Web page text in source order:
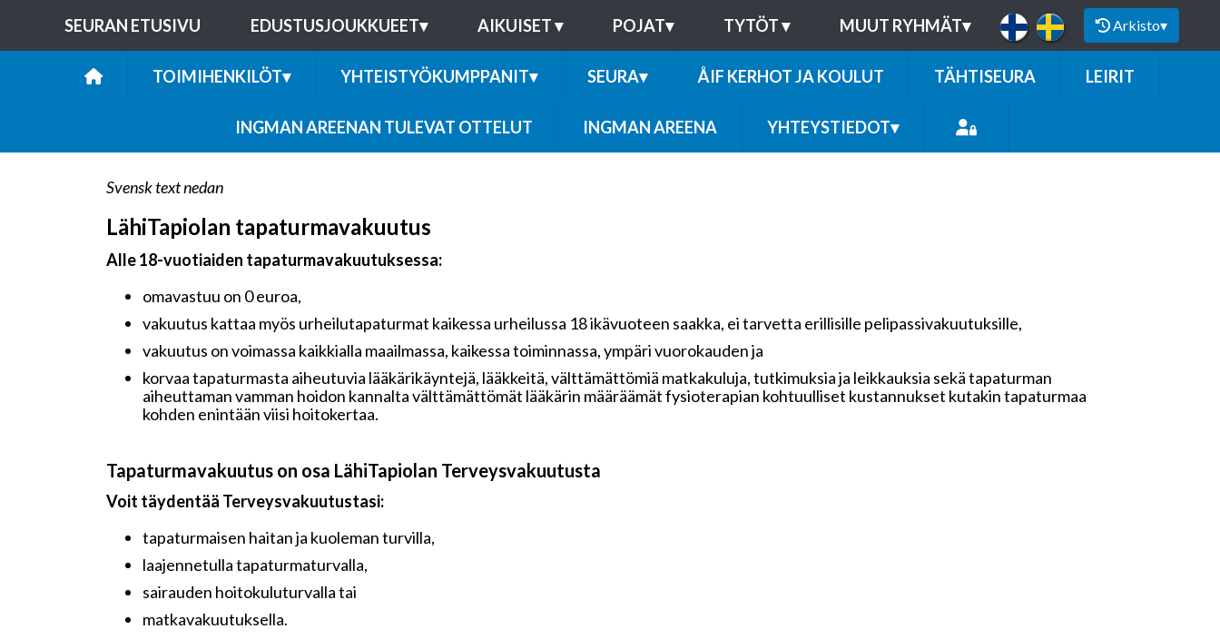
SEURAN ETUSIVU EDUSTUSJOUKKUEET▾ AIKUISET▾ POJAT▾ TYTÖT▾ MUUT RYHMÄT▾ Arkisto▾
TOIMIHENKILÖT▾ YHTEISTYÖKUMPPANIT▾ SEURA▾ ÅIF KERHOT JA KOULUT TÄHTISEURA LEIRIT
INGMAN AREENAN TULEVAT OTTELUT INGMAN AREENA YHTEYSTIEDOT▾
Svensk text nedan
LähiTapiolan tapaturmavakuutus
Alle 18-vuotiaiden tapaturmavakuutuksessa:
omavastuu on 0 euroa,
vakuutus kattaa myös urheilutapaturmat kaikessa urheilussa 18 ikävuoteen saakka, ei tarvetta erillisille pelipassivakuutuksille,
vakuutus on voimassa kaikkialla maailmassa, kaikessa toiminnassa, ympäri vuorokauden ja
korvaa tapaturmasta aiheutuvia lääkärikäyntejä, lääkkeitä, välttämättömiä matkakuluja, tutkimuksia ja leikkauksia sekä tapaturman
aiheuttaman vamman hoidon kannalta välttämättömät lääkärin määräämät fysioterapian kohtuulliset kustannukset kutakin tapaturmaa
kohden enintään viisi hoitokertaa.
Tapaturmavakuutus on osa LähiTapiolan Terveysvakuutusta
Voit täydentää Terveysvakuutustasi:
tapaturmaisen haitan ja kuoleman turvilla,
laajennetulla tapaturmaturvalla,
sairauden hoitokuluturvalla tai
matkavakuutuksella.